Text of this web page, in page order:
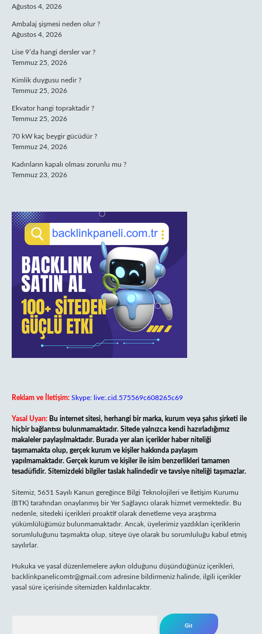
Ağustos 4, 2026
Ambalaj şişmesi neden olur ?
Ağustos 4, 2026
Lise 9’da hangi dersler var ?
Temmuz 25, 2026
Kimlik duygusu nedir ?
Temmuz 25, 2026
Ekvator hangi topraktadir ?
Temmuz 25, 2026
70 kW kaç beygir gücüdür ?
Temmuz 24, 2026
Kadınların kapalı olması zorunlu mu ?
Temmuz 23, 2026
Reklam ve İletişim: Skype: live:.cid.575569c608265c69
Yasal Uyarı: Bu internet sitesi, herhangi bir marka, kurum veya şahıs şirketi ile
hiçbir bağlantısı bulunmamaktadır. Sitede yalnızca kendi hazırladığımız
makaleler paylaşılmaktadır. Burada yer alan içerikler haber niteliği
taşımamakta olup, gerçek kurum ve kişiler hakkında paylaşım
yapılmamaktadır. Gerçek kurum ve kişiler ile isim benzerlikleri tamamen
tesadüfidir. Sitemizdeki bilgiler taslak halindedir ve tavsiye niteliği taşımazlar.
Sitemiz, 5651 Sayılı Kanun gereğince Bilgi Teknolojileri ve İletişim Kurumu
(BTK) tarafından onaylanmış bir Yer Sağlayıcı olarak hizmet vermektedir. Bu
nedenle, sitedeki içerikleri proaktif olarak denetleme veya araştırma
yükümlülüğümüz bulunmamaktadır. Ancak, üyelerimiz yazdıkları içeriklerin
sorumluluğunu taşımakta olup, siteye üye olarak bu sorumluluğu kabul etmiş
sayılırlar.
Hukuka ve yasal düzenlemelere aykırı olduğunu düşündüğünüz içerikleri,
backlinkpanelicomtr@gmail.com adresine bildirmeniz halinde, ilgili içerikler
yasal süre içerisinde sitemizden kaldırılacaktır.